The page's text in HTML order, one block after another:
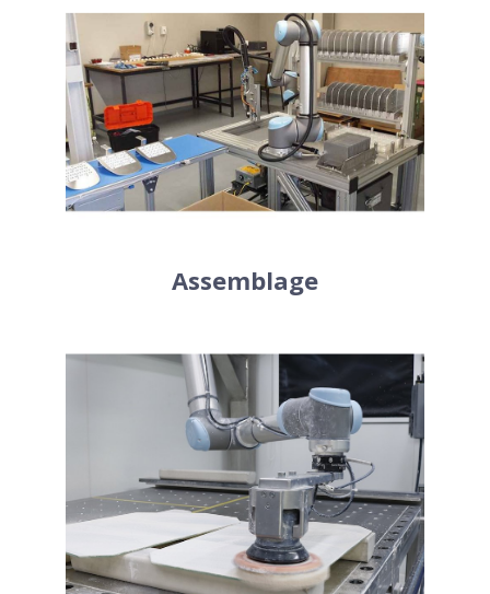
Bénéficiez d’une hausse de production
en installant les robots UR sur les
chaînes de montage. Les cobots vous
font gagner du temps et améliorer la
qualité de l’assemblage. Ils sont
capables de gérer différentes matières
comme le bois, le plastique, les métaux
etc.
Assemblage
Autonomes et automatiques, les cobots
UR peuvent être équipés d’une fonction
intégrée afin de polir et poncer vos
pièces. Ces fonctions sont efficaces
même sur les surfaces courbes et
irrégulières. Vous pouvez ajuster la
position afin d’obtenir une action
précise.